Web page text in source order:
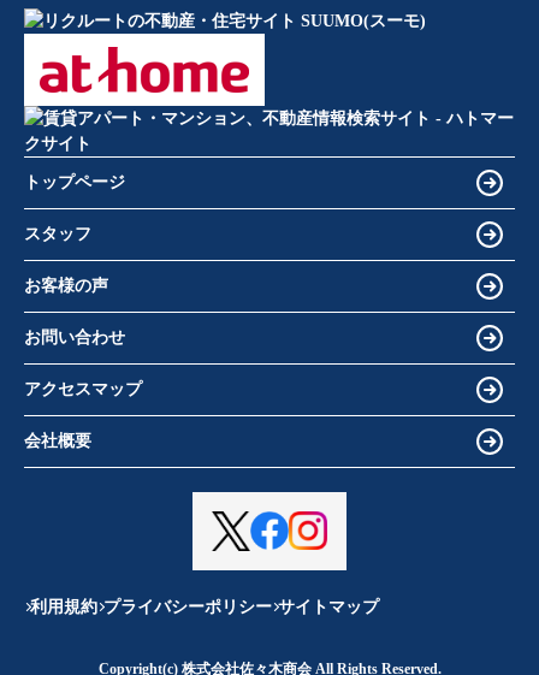
トップページ
スタッフ
お客様の声
お問い合わせ
アクセスマップ
会社概要
利用規約 プライバシーポリシー サイトマップ
Copyright(c) 株式会社佐々木商会 All Rights Reserved.